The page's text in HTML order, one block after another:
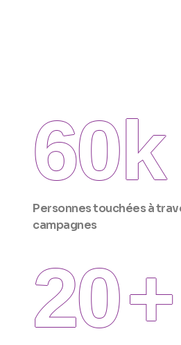
Personnes touchées à
campagnes
60k
20+